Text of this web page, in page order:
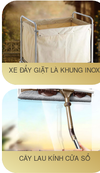
XE ĐẨY GIẶT LÀ KHUNG INOX
CÂY LAU KÍNH CỬA SỔ